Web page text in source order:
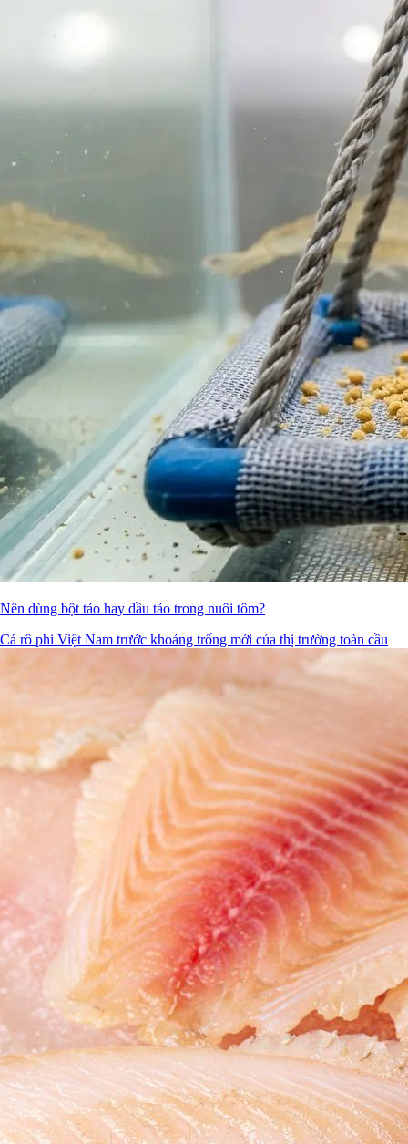
Nên dùng bột tảo hay dầu tảo trong nuôi tôm?
Cá rô phi Việt Nam trước khoảng trống mới của thị trường toàn cầu